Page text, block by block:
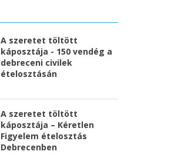
A szeretet töltött
káposztája - 150 vendég a
debreceni civilek
ételosztásán
A szeretet töltött
káposztája – Kéretlen
Figyelem ételosztás
Debrecenben